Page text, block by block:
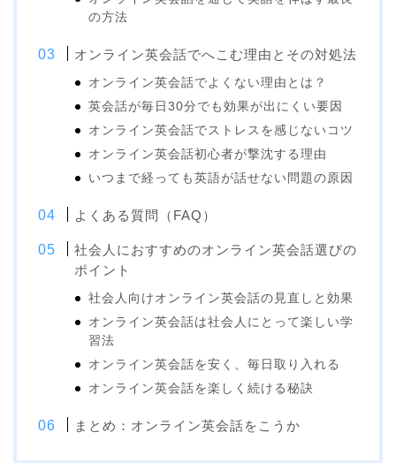
の方法
オンライン英会話でへこむ理由とその対処法
オンライン英会話でよくない理由とは？
英会話が毎日30分でも効果が出にくい要因
オンライン英会話でストレスを感じないコツ
オンライン英会話初心者が撃沈する理由
いつまで経っても英語が話せない問題の原因
よくある質問（FAQ）
社会人におすすめのオンライン英会話選びの
ポイント
社会人向けオンライン英会話の見直しと効果
オンライン英会話は社会人にとって楽しい学
習法
オンライン英会話を安く、毎日取り入れる
オンライン英会話を楽しく続ける秘訣
まとめ：オンライン英会話をこうか